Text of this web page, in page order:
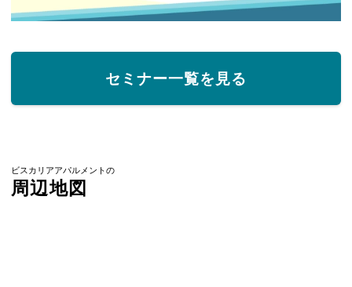
セミナー一覧を見る
ビスカリアアパルメントの
周辺地図